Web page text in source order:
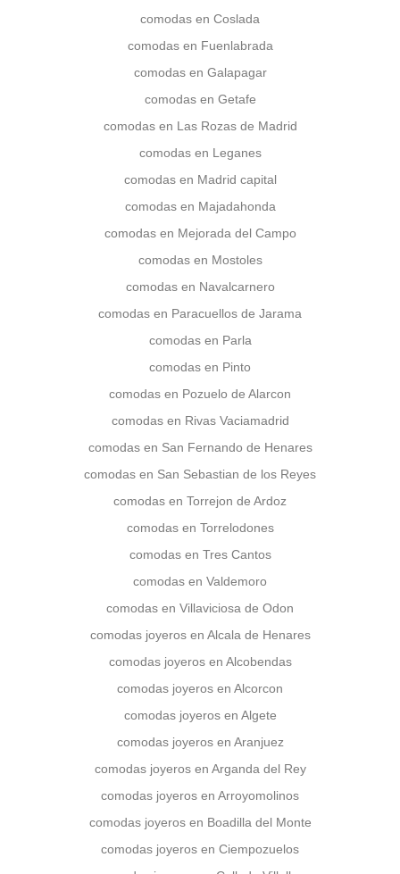
comodas en Coslada
comodas en Fuenlabrada
comodas en Galapagar
comodas en Getafe
comodas en Las Rozas de Madrid
comodas en Leganes
comodas en Madrid capital
comodas en Majadahonda
comodas en Mejorada del Campo
comodas en Mostoles
comodas en Navalcarnero
comodas en Paracuellos de Jarama
comodas en Parla
comodas en Pinto
comodas en Pozuelo de Alarcon
comodas en Rivas Vaciamadrid
comodas en San Fernando de Henares
comodas en San Sebastian de los Reyes
comodas en Torrejon de Ardoz
comodas en Torrelodones
comodas en Tres Cantos
comodas en Valdemoro
comodas en Villaviciosa de Odon
comodas joyeros en Alcala de Henares
comodas joyeros en Alcobendas
comodas joyeros en Alcorcon
comodas joyeros en Algete
comodas joyeros en Aranjuez
comodas joyeros en Arganda del Rey
comodas joyeros en Arroyomolinos
comodas joyeros en Boadilla del Monte
comodas joyeros en Ciempozuelos